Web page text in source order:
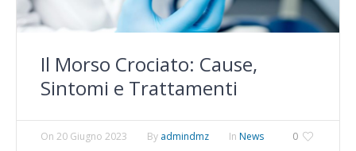
Il Morso Crociato: Cause,
Sintomi e Trattamenti
0
On 20 Giugno 2023 By admindmz In News